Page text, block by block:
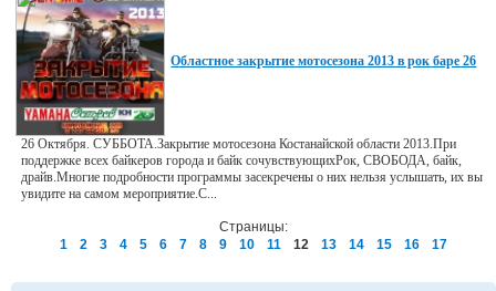
Областное закрытие мотосезона 2013 в рок баре 26
26 Октября. СУББОТА.Закрытие мотосезона Костанайской области 2013.При
поддержке всех байкеров города и байк сочувствующихРок, СВОБОДА, байк,
драйв.Многие подробности программы засекречены о них нельзя услышать, их вы
увидите на самом мероприятие.С...
Страницы:
1
2 3 4 5 6 7 8 9 10 11 12 13 14 15 16 17